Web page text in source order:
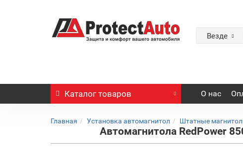
Везде
Каталог товаров О нас
Главная Установка автомагнитол Штатные
Автомагнитола RedPower